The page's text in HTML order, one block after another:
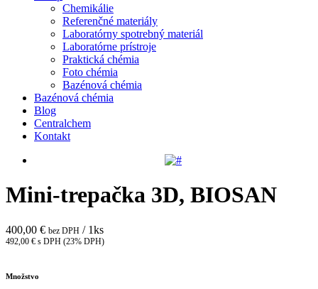
Chemikálie
Referenčné materiály
Laboratórny spotrebný materiál
Laboratórne prístroje
Praktická chémia
Foto chémia
Bazénová chémia
Bazénová chémia
Blog
Centralchem
Kontakt
Mini-trepačka 3D, BIOSAN
400,00 € bez DPH / 1ks
492,00 € s DPH (23% DPH)
Množstvo